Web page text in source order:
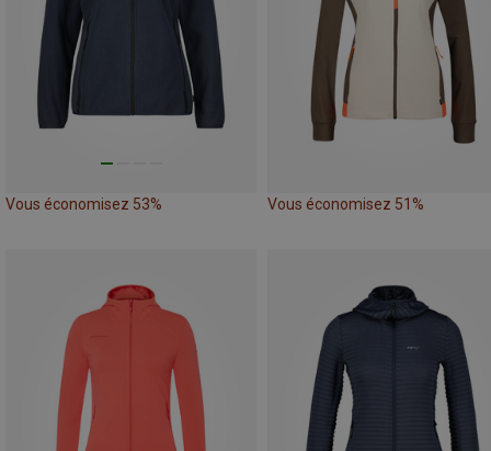
Vous économisez 53% Vous économisez 51%